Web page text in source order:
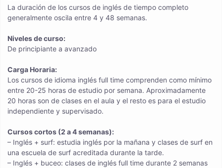
La duración de los cursos de inglés de tiempo completo
generalmente oscila entre 4 y 48 semanas.
Niveles de curso:
De principiante a avanzado
Carga Horaria:
Los cursos de idioma inglés full time comprenden como mínimo
entre 20-25 horas de estudio por semana. Aproximadamente
20 horas son de clases en el aula y el resto es para el estudio
independiente y supervisado.
Cursos cortos (2 a 4 semanas):
– Inglés + surf: estudia inglés por la mañana y clases de surf en
una escuela de surf acreditada durante la tarde.
– Inglés + buceo: clases de inglés full time durante 2 semanas